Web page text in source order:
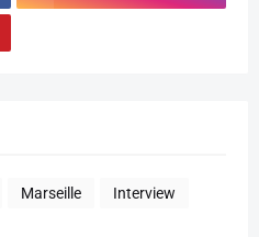
Marseille Interview